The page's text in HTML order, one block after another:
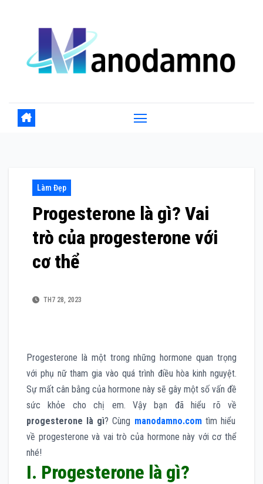
Làm Đẹp
Progesterone là gì? Vai
trò của progesterone với
cơ thể
TH7 28, 2023
Progesterone là một trong những hormone quan trọng
với phụ nữ tham gia vào quá trình điều hòa kinh nguyệt.
Sự mất cân bằng của hormone này sẽ gây một số vấn đề
sức khỏe cho chị em. Vậy bạn đã hiểu rõ về
progesterone là gì? Cùng manodamno.comtìm hiểu
về progesterone và vai trò của hormone này với cơ thể
nhé!
I. Progesterone là gì?